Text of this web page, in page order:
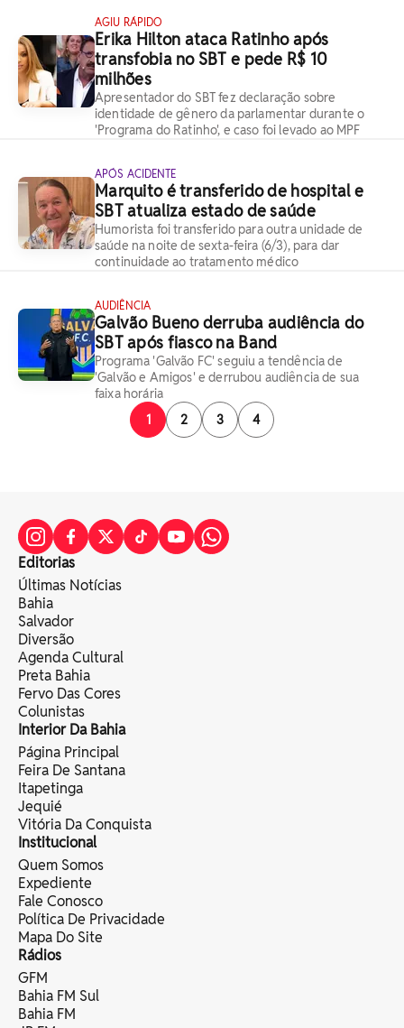
AGIU RÁPIDO
Erika Hilton ataca Ratinho após
transfobia no SBT e pede R$ 10
milhões
Apresentador do SBT fez declaração sobre
identidade de gênero da parlamentar durante o
'Programa do Ratinho', e caso foi levado ao MPF
APÓS ACIDENTE
Marquito é transferido de hospital e
SBT atualiza estado de saúde
Humorista foi transferido para outra unidade de
saúde na noite de sexta-feira (6/3), para dar
continuidade ao tratamento médico
AUDIÊNCIA
Galvão Bueno derruba audiência do
SBT após fiasco na Band
Programa 'Galvão FC' seguiu a tendência de
'Galvão e Amigos' e derrubou audiência de sua
faixa horária
1
2 3 4
Editorias
Últimas Notícias
Bahia
Salvador
Diversão
Agenda Cultural
Preta Bahia
Fervo Das Cores
Colunistas
Interior Da Bahia
Página Principal
Feira De Santana
Itapetinga
Jequié
Vitória Da Conquista
Institucional
Quem Somos
Expediente
Fale Conosco
Política De Privacidade
Mapa Do Site
Rádios
GFM
Bahia FM Sul
Bahia FM